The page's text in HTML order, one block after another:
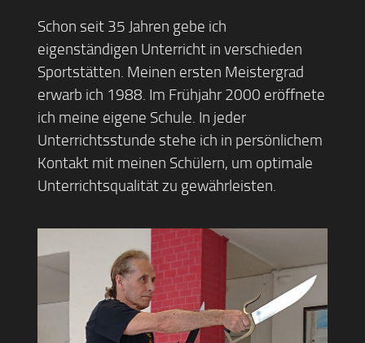
Schon seit 35 Jahren gebe ich
eigenständigen Unterricht in verschieden
Sportstätten. Meinen ersten Meistergrad
erwarb ich 1988. Im Frühjahr 2000 eröffnete
ich meine eigene Schule. In jeder
Unterrichtsstunde stehe ich in persönlichem
Kontakt mit meinen Schülern, um optimale
Unterrichtsqualität zu gewährleisten.